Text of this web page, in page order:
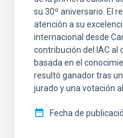
su 30º aniversario. El
atención a su
internacional desde
contribución del IAC al
basada en el
resultó ganador tras
jurado y una votación
Fecha de